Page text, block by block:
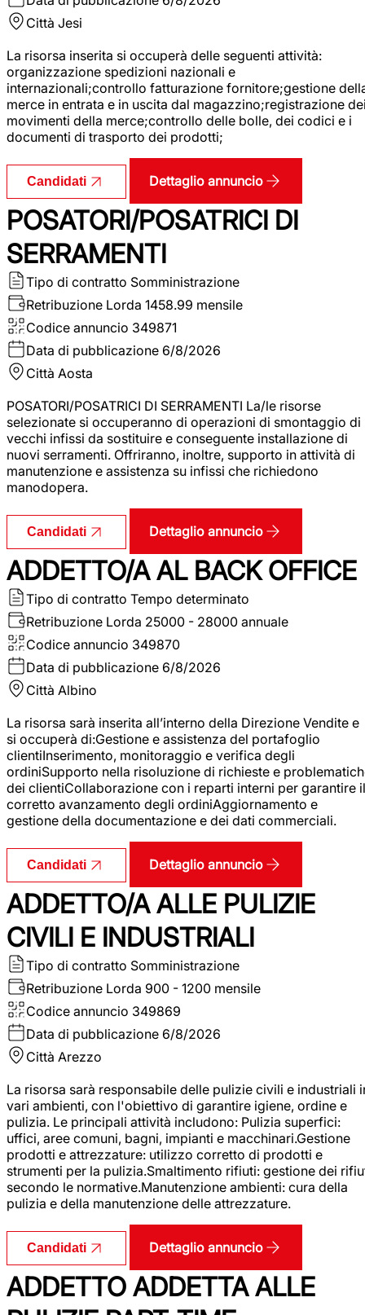
Città Jesi
La risorsa inserita si occuperà delle seguenti attività:
organizzazione spedizioni nazionali e
internazionali;controllo fatturazione fornitore;gestione
merce in entrata e in uscita dal magazzino;registrazione
movimenti della merce;controllo delle bolle, dei codici e i
documenti di trasporto dei prodotti;
Candidati Dettaglio annuncio
POSATORI/POSATRICI DI
SERRAMENTI
Tipo di contratto Somministrazione
Retribuzione Lorda 1458.99 mensile
Codice annuncio 349871
Data di pubblicazione 6/8/2026
Città Aosta
POSATORI/POSATRICI DI SERRAMENTI La/le risorse
selezionate si occuperanno di operazioni di smontaggio di
vecchi infissi da sostituire e conseguente installazione di
nuovi serramenti. Offriranno, inoltre, supporto in attività di
manutenzione e assistenza su infissi che richiedono
manodopera.
Candidati Dettaglio annuncio
ADDETTO/A AL BACK OFFICE
Tipo di contratto Tempo determinato
Retribuzione Lorda 25000 - 28000 annuale
Codice annuncio 349870
Data di pubblicazione 6/8/2026
Città Albino
La risorsa sarà inserita all’interno della Direzione Vendite e
si occuperà di:Gestione e assistenza del portafoglio
clientiInserimento, monitoraggio e verifica degli
ordiniSupporto nella risoluzione di richieste e
dei clientiCollaborazione con i reparti interni per garantire il
corretto avanzamento degli ordiniAggiornamento e
gestione della documentazione e dei dati commerciali.
Candidati Dettaglio annuncio
ADDETTO/A ALLE PULIZIE
CIVILI E INDUSTRIALI
Tipo di contratto Somministrazione
Retribuzione Lorda 900 - 1200 mensile
Codice annuncio 349869
Data di pubblicazione 6/8/2026
Città Arezzo
La risorsa sarà responsabile delle pulizie civili e industriali
vari ambienti, con l'obiettivo di garantire igiene, ordine e
pulizia. Le principali attività includono: Pulizia superfici:
uffici, aree comuni, bagni, impianti e macchinari.Gestione
prodotti e attrezzature: utilizzo corretto di prodotti e
strumenti per la pulizia.Smaltimento rifiuti: gestione dei
secondo le normative.Manutenzione ambienti: cura della
pulizia e della manutenzione delle attrezzature.
Candidati Dettaglio annuncio
ADDETTO ADDETTA ALLE